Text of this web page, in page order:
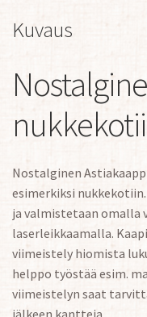
Kuvaus
Nostalginen
esimerkiksi
ja valmistetaan omalla
laserleikkaamalla.
viimeistely hiomista
helppo työstää esim.
viimeistelyn saat
jälkeen kantteja.